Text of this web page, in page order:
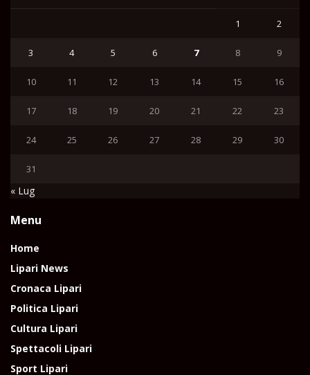
1 2
3 4 5 6 7 8 9
10 11 12 13 14 15 16
17 18 19 20 21 22 23
24 25 26 27 28 29 30
31
« Lug
Menu
Home
Lipari News
Cronaca Lipari
Politica Lipari
Cultura Lipari
Spettacoli Lipari
Sport Lipari